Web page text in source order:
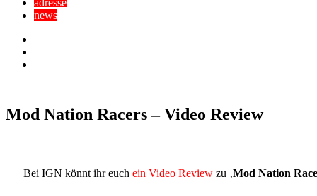
adresse
news
Mod Nation Racers – Video Review
Bei IGN könnt ihr euch ein Video Review zu ‚Mod Nation